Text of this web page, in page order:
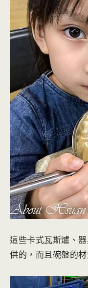
這些卡式瓦斯爐、
供的，而且碗盤的